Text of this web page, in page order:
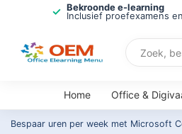
Bekroonde e-learning
Inclusief proefexamens
Home Office &
Bespaar uren per week met Microsoft